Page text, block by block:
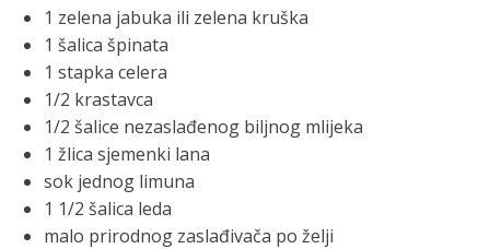
1 zelena jabuka ili zelena kruška
1 šalica špinata
1 stapka celera
1/2 krastavca
1/2 šalice nezaslađenog biljnog mlijeka
1 žlica sjemenki lana
sok jednog limuna
1 1/2 šalica leda
malo prirodnog zaslađivača po želji